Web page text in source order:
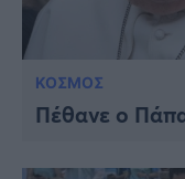
ΚΟΣΜΟΣ
Πέθανε ο